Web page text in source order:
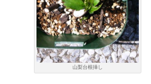
山梨台根挿し